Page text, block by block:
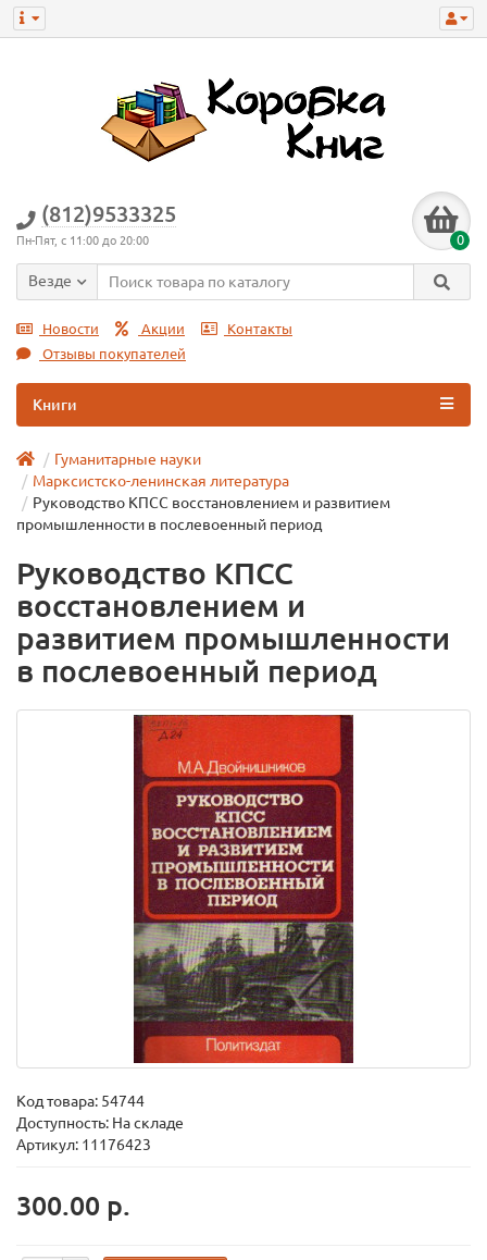
(812)9533325
Пн-Пят, с 11:00 до 20:00 0
Везде
Новости Акции
Контакты
Отзывы покупателей
Книги
Гуманитарные науки
Марксистско-ленинская литература
Руководство КПСС восстановлением и развитием
промышленности в послевоенный период
Руководство КПСС
восстановлением и
развитием промышленности
в послевоенный период
Код товара: 54744
Доступность: На складе
Артикул: 11176423
300.00 р.